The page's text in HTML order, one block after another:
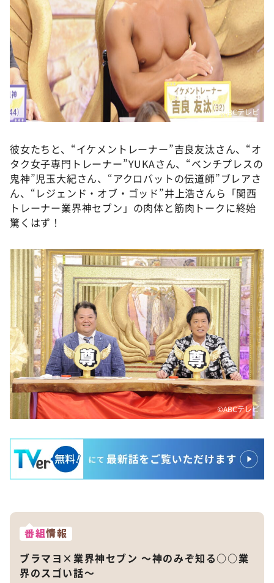
©ABCテレビ
彼女たちと、“イケメントレーナー”吉良友汰さん、“オ
タク女子専門トレーナー”YUKAさん、“ベンチプレスの
鬼神”児玉大紀さん、“アクロバットの伝道師”ブレアさ
ん、“レジェンド・オブ・ゴッド”井上浩さんら「関西
トレーナー業界神セブン」の肉体と筋肉トークに終始
驚くはず！
©ABCテレビ
番組情報
ブラマヨ×業界神セブン ～神のみぞ知る○○業
界のスゴい話～